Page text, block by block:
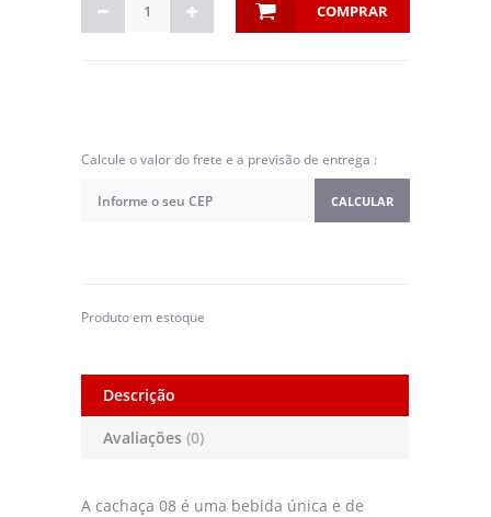
COMPRAR
Calcule o valor do frete e a previsão de entrega :
CALCULAR
Produto em estoque
Descrição
Avaliações (0)
A cachaça 08 é uma bebida única e de